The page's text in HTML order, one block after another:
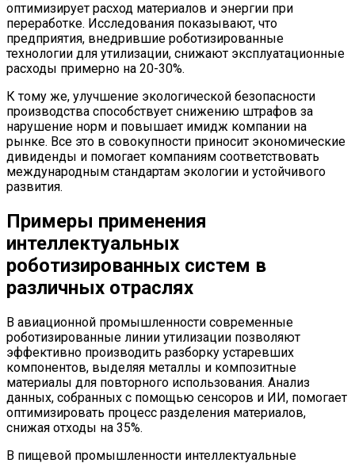
оптимизирует расход материалов и энергии при
переработке. Исследования показывают, что
предприятия, внедрившие роботизированные
технологии для утилизации, снижают эксплуатационные
расходы примерно на 20-30%.
К тому же, улучшение экологической безопасности
производства способствует снижению штрафов за
нарушение норм и повышает имидж компании на
рынке. Все это в совокупности приносит экономические
дивиденды и помогает компаниям соответствовать
международным стандартам экологии и устойчивого
развития.
Примеры применения
интеллектуальных
роботизированных систем в
различных отраслях
В авиационной промышленности современные
роботизированные линии утилизации позволяют
эффективно производить разборку устаревших
компонентов, выделяя металлы и композитные
материалы для повторного использования. Анализ
данных, собранных с помощью сенсоров и ИИ, помогает
оптимизировать процесс разделения материалов,
снижая отходы на 35%.
В пищевой промышленности интеллектуальные